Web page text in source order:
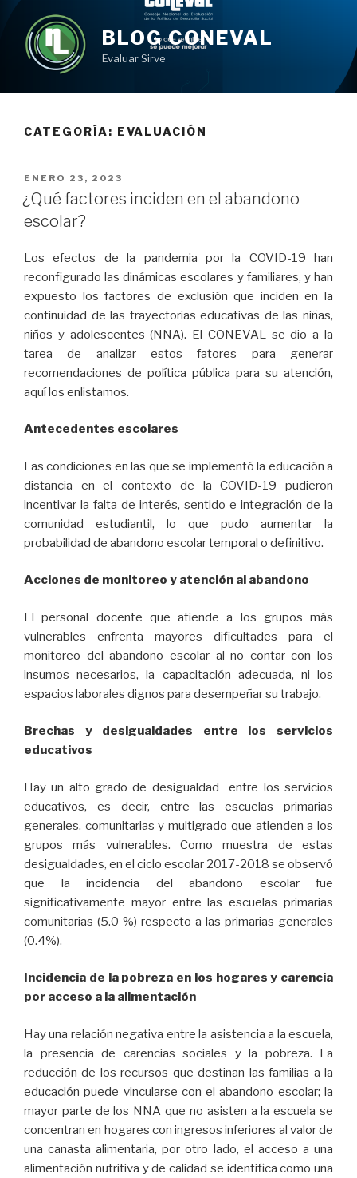
contenido
BLOG CONEVAL
Evaluar Sirve
CATEGORÍA: EVALUACIÓN
PUBLICADO
EN
ENERO 23, 2023
¿Qué factores inciden en el abandono
escolar?
Los efectos de la pandemia por la COVID-19 han
reconfigurado las dinámicas escolares y familiares, y han
expuesto los factores de exclusión que inciden en la
continuidad de las trayectorias educativas de las niñas,
niños y adolescentes (NNA). El CONEVAL se dio a la
tarea de analizar estos fatores para generar
recomendaciones de política pública para su atención,
aquí los enlistamos.
Antecedentes escolares
Las condiciones en las que se implementó la educación a
distancia en el contexto de la COVID-19 pudieron
incentivar la falta de interés, sentido e integración de la
comunidad estudiantil, lo que pudo aumentar la
probabilidad de abandono escolar temporal o definitivo.
Acciones de monitoreo y atención al abandono
El personal docente que atiende a los grupos más
vulnerables enfrenta mayores dificultades para el
monitoreo del abandono escolar al no contar con los
insumos necesarios, la capacitación adecuada, ni los
espacios laborales dignos para desempeñar su trabajo.
Brechas y desigualdades entre los servicios
educativos
Hay un alto grado de desigualdad entre los servicios
educativos, es decir, entre las escuelas primarias
generales, comunitarias y multigrado que atienden a los
grupos más vulnerables. Como muestra de estas
desigualdades, en el ciclo escolar 2017-2018 se observó
que la incidencia del abandono escolar fue
significativamente mayor entre las escuelas primarias
comunitarias (5.0 %) respecto a las primarias generales
(0.4%).
Incidencia de la pobreza en los hogares y carencia
por acceso a la alimentación
Hay una relación negativa entre la asistencia a la escuela,
la presencia de carencias sociales y la pobreza. La
reducción de los recursos que destinan las familias a la
educación puede vincularse con el abandono escolar; la
mayor parte de los NNA que no asisten a la escuela se
concentran en hogares con ingresos inferiores al valor de
una canasta alimentaria, por otro lado, el acceso a una
alimentación nutritiva y de calidad se identifica como una